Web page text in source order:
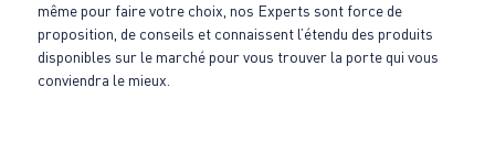
même pour faire votre choix, nos Experts sont force de
proposition, de conseils et connaissent l’étendu des produits
disponibles sur le marché pour vous trouver la porte qui vous
conviendra le mieux.